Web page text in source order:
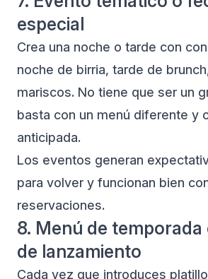
especial
Crea una noche o tarde con
noche de birria, tarde de
mariscos. No tiene que ser un
basta con un menú diferente y
anticipada.
Los eventos generan
para volver y funcionan bien
reservaciones.
8. Menú de
de lanzamiento
Cada vez que introduces